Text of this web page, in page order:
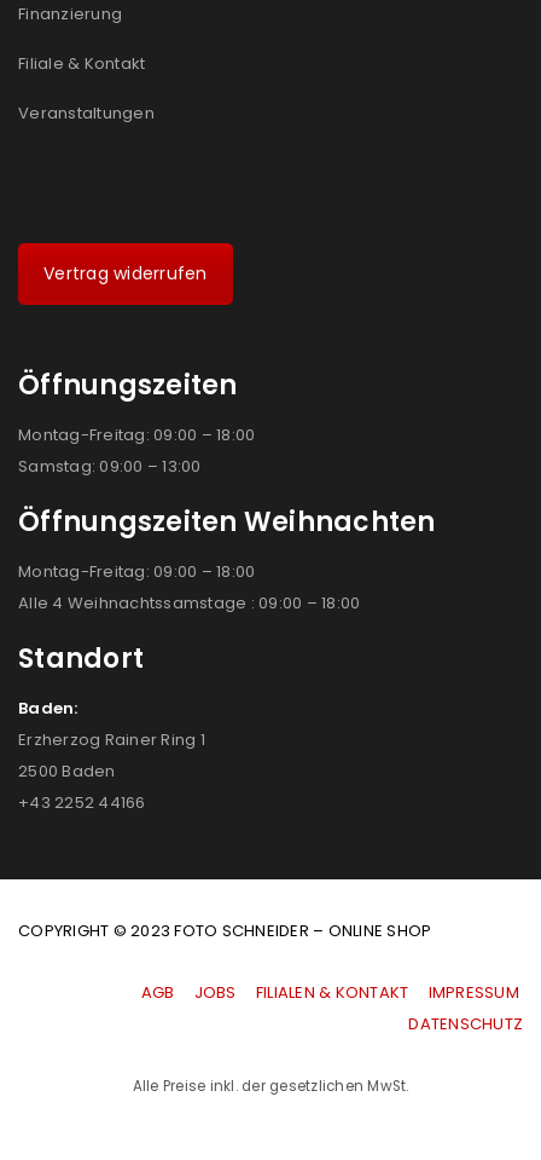
Finanzierung
Filiale & Kontakt
Veranstaltungen
Vertrag widerrufen
Öffnungszeiten
Montag-Freitag: 09:00 – 18:00
Samstag: 09:00 – 13:00
Öffnungszeiten Weihnachten
Montag-Freitag: 09:00 – 18:00
Alle 4 Weihnachtssamstage : 09:00 – 18:00
Standort
Baden:
Erzherzog Rainer Ring 1
2500 Baden
+43 2252 44166
COPYRIGHT © 2023 FOTO SCHNEIDER – ONLINE SHOP
AGB JOBS FILIALEN & KONTAKT
IMPRESSUM
|DATENSCHUTZ
Alle Preise inkl. der gesetzlichen MwSt.